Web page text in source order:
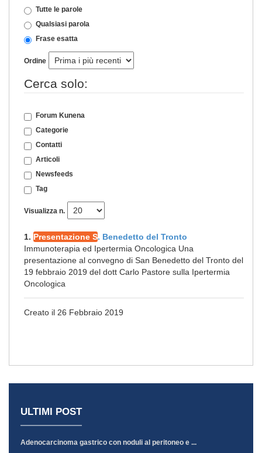
Tutte le parole
Qualsiasi parola
Frase esatta
Ordine
Cerca solo:
Forum Kunena
Categorie
Contatti
Articoli
Newsfeeds
Tag
Visualizza n.
1. Presentazione S. Benedetto del Tronto
Immunoterapia ed Ipertermia Oncologica Una
presentazione al convegno di San Benedetto del Tronto del
19 febbraio 2019 del dott Carlo Pastore sulla Ipertermia
Oncologica
Creato il 26 Febbraio 2019
ULTIMI POST
Adenocarcinoma gastrico con noduli al peritoneo e ...